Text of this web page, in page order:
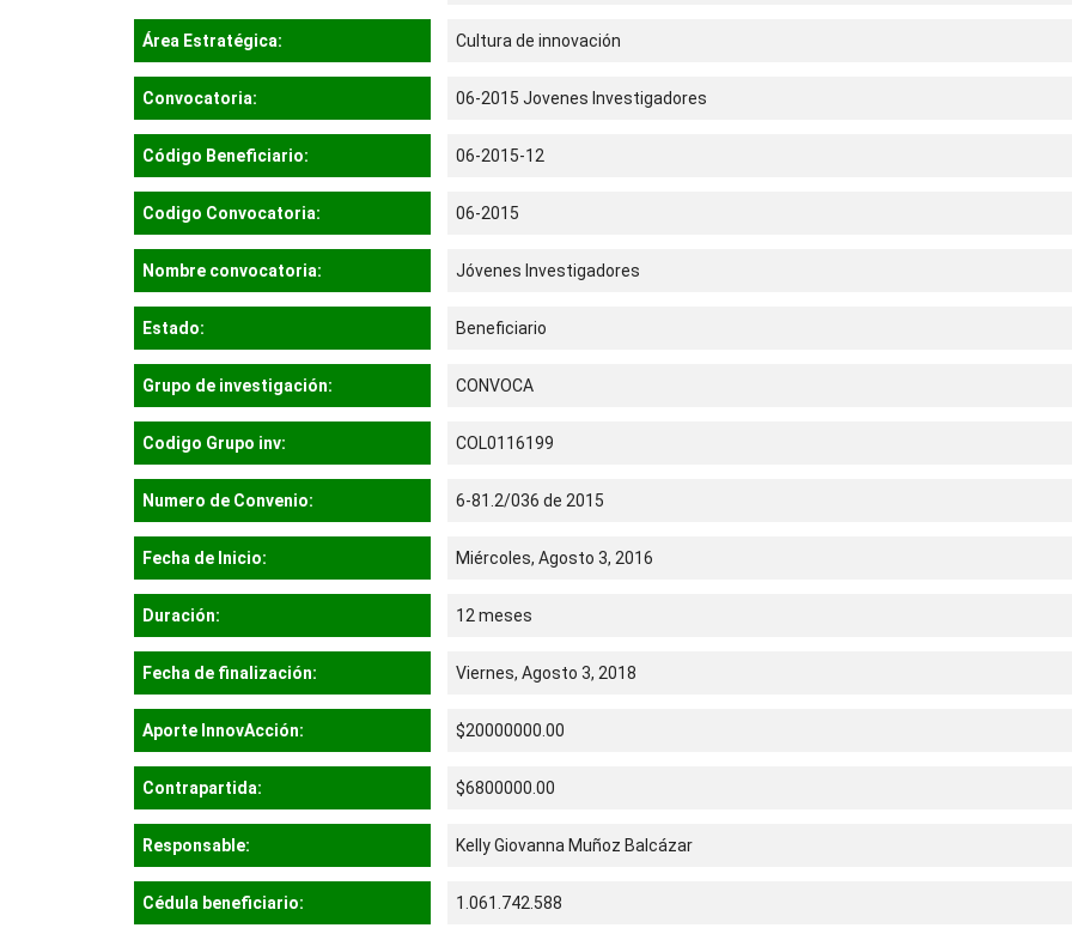
Área Estratégica: Cultura de innovación
Convocatoria: 06-2015 Jovenes Investigadores
Código Beneficiario: 06-2015-12
Codigo Convocatoria: 06-2015
Nombre convocatoria: Jóvenes Investigadores
Estado: Beneficiario
Grupo de investigación: CONVOCA
Codigo Grupo inv: COL0116199
Numero de Convenio: 6-81.2/036 de 2015
Fecha de Inicio: Miércoles, Agosto 3, 2016
Duración: 12 meses
Fecha de finalización: Viernes, Agosto 3, 2018
Aporte InnovAcción: $20000000.00
Contrapartida: $6800000.00
Responsable: Kelly Giovanna Muñoz Balcázar
Cédula beneficiario: 1.061.742.588